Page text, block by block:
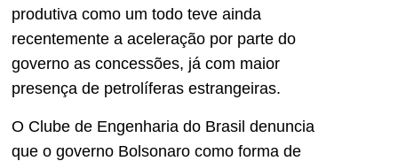
produtiva como um todo teve ainda
recentemente a aceleração por parte do
governo as concessões, já com maior
presença de petrolíferas estrangeiras.
O Clube de Engenharia do Brasil denuncia
que o governo Bolsonaro como forma de